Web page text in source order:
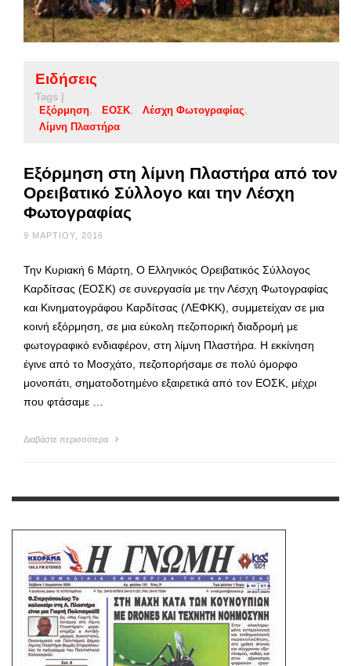
Ειδήσεις
Tags |
Εξόρμηση
ΕΟΣΚ
Λέσχη Φωτογραφίας
Λίμνη Πλαστήρα
Εξόρμηση στη λίμνη Πλαστήρα από τον
Ορειβατικό Σύλλογο και την Λέσχη
Φωτογραφίας
9 ΜΑΡΤΊΟΥ, 2016
Την Κυριακή 6 Μάρτη, Ο Ελληνικός Ορειβατικός Σύλλογος
Καρδίτσας (ΕΟΣΚ) σε συνεργασία με την Λέσχη Φωτογραφίας
και Κινηματογράφου Καρδίτσας (ΛΕΦΚΚ), συμμετείχαν σε μια
κοινή εξόρμηση, σε μια εύκολη πεζοπορική διαδρομή με
φωτογραφικό ενδιαφέρον, στη λίμνη Πλαστήρα. Η εκκίνηση
έγινε από το Μοσχάτο, πεζοπορήσαμε σε πολύ όμορφο
μονοπάτι, σηματοδοτημένο εξαιρετικά από τον ΕΟΣΚ, μέχρι
που φτάσαμε …
Διαβάστε περισσότερα